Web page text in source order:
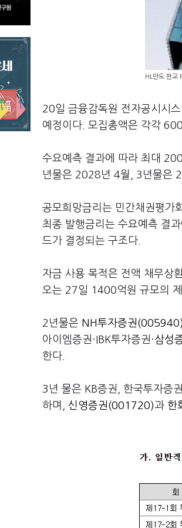
HL만도 판교
20일 금융감독원 전자공시시
예정이다. 모집총액은 각각
수요예측 결과에 따라 최대
년물은 2028년 4월, 3년물은
공모희망금리는 민간채권평가
최종 발행금리는 수요예측 결
드가 결정되는 구조다.
자금 사용 목적은 전액 채무상
오는 27일 1400억원 규모의
2년물은 NH투자증권(005940)
아이엠증권·IBK투자증권·삼성
한다.
3년 물은 KB증권, 한국투자증
하며, 신영증권(001720)과 한